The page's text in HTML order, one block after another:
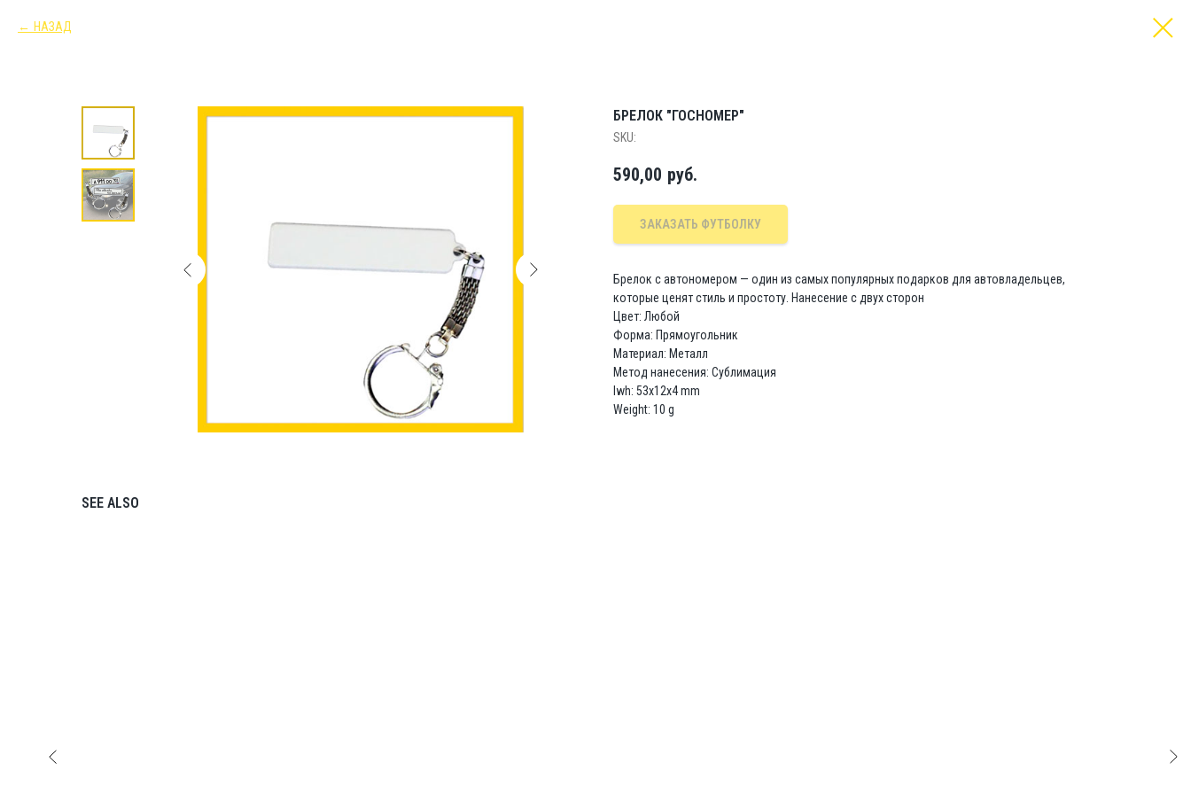
НАЗАД
БРЕЛОК "ГОСНОМЕР"
SKU:
590,00 руб.
ЗАКАЗАТЬ ФУТБОЛКУ
Брелок с автономером — один из самых популярных подарков для автовладельцев,
которые ценят стиль и простоту. Нанесение с двух сторон
Цвет: Любой
Форма: Прямоугольник
Материал: Металл
Метод нанесения: Сублимация
lwh: 53x12x4 mm
Weight: 10 g
SEE ALSO